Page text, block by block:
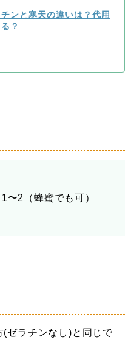
ンと寒天の違いは？代用
？
（蜂蜜でも可）
ゼラチンなし)と同じで